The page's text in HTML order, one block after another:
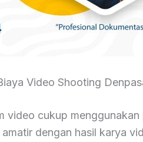
Video Shooting
video cukup menggunakan
dengan hasil karya